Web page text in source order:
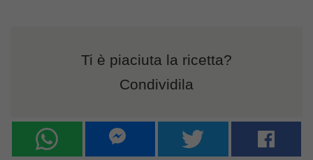
Ti è piaciuta la ricetta?
Condividila